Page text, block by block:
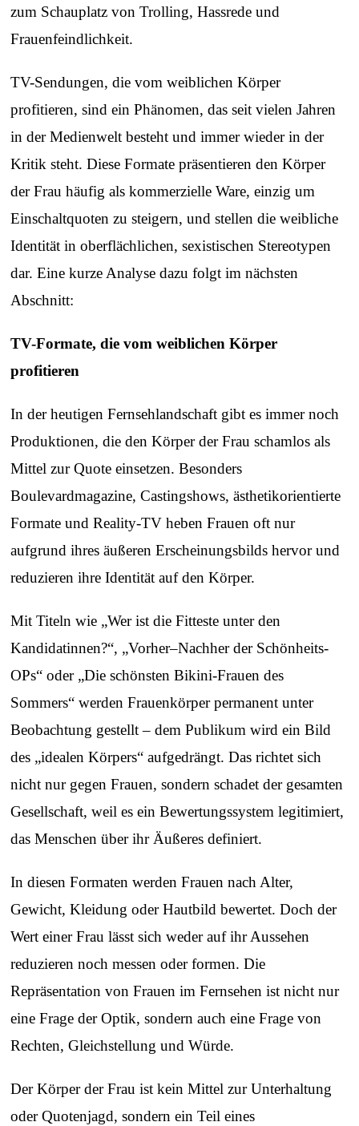
zum Schauplatz von Trolling, Hassrede und
Frauenfeindlichkeit.
TV-Sendungen, die vom weiblichen Körper
profitieren, sind ein Phänomen, das seit vielen Jahren
in der Medienwelt besteht und immer wieder in der
Kritik steht. Diese Formate präsentieren den Körper
der Frau häufig als kommerzielle Ware, einzig um
Einschaltquoten zu steigern, und stellen die weibliche
Identität in oberflächlichen, sexistischen Stereotypen
dar. Eine kurze Analyse dazu folgt im nächsten
Abschnitt:
TV-Formate, die vom weiblichen Körper
profitieren
In der heutigen Fernsehlandschaft gibt es immer noch
Produktionen, die den Körper der Frau schamlos als
Mittel zur Quote einsetzen. Besonders
Boulevardmagazine, Castingshows, ästhetikorientierte
Formate und Reality-TV heben Frauen oft nur
aufgrund ihres äußeren Erscheinungsbilds hervor und
reduzieren ihre Identität auf den Körper.
Mit Titeln wie „Wer ist die Fitteste unter den
Kandidatinnen?“, „Vorher–Nachher der Schönheits-
OPs“ oder „Die schönsten Bikini-Frauen des
Sommers“ werden Frauenkörper permanent unter
Beobachtung gestellt – dem Publikum wird ein Bild
des „idealen Körpers“ aufgedrängt. Das richtet sich
nicht nur gegen Frauen, sondern schadet der gesamten
Gesellschaft, weil es ein Bewertungssystem legitimiert,
das Menschen über ihr Äußeres definiert.
In diesen Formaten werden Frauen nach Alter,
Gewicht, Kleidung oder Hautbild bewertet. Doch der
Wert einer Frau lässt sich weder auf ihr Aussehen
reduzieren noch messen oder formen. Die
Repräsentation von Frauen im Fernsehen ist nicht nur
eine Frage der Optik, sondern auch eine Frage von
Rechten, Gleichstellung und Würde.
Der Körper der Frau ist kein Mittel zur Unterhaltung
oder Quotenjagd, sondern ein Teil eines